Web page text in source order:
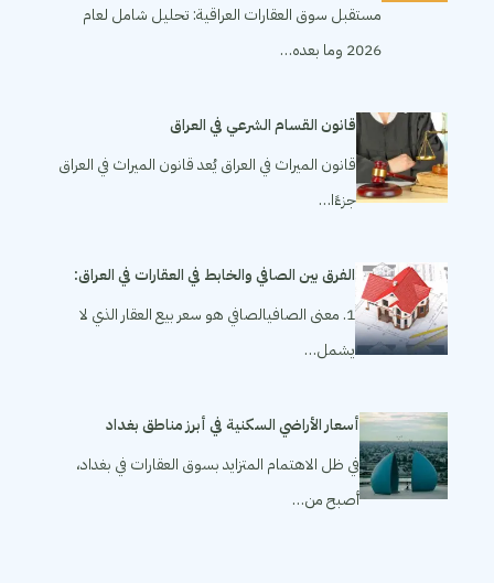
مستقبل سوق العقارات العراقية: تحليل شامل لعام
2026 وما بعده…
قانون القسام الشرعي في العراق
قانون الميراث في العراق يُعد قانون الميراث في العراق
جزءًا…
الفرق بين الصافي والخابط في العقارات في العراق:
1. معنى الصافيالصافي هو سعر بيع العقار الذي لا
يشمل…
أسعار الأراضي السكنية في أبرز مناطق بغداد
في ظل الاهتمام المتزايد بسوق العقارات في بغداد،
أصبح من…